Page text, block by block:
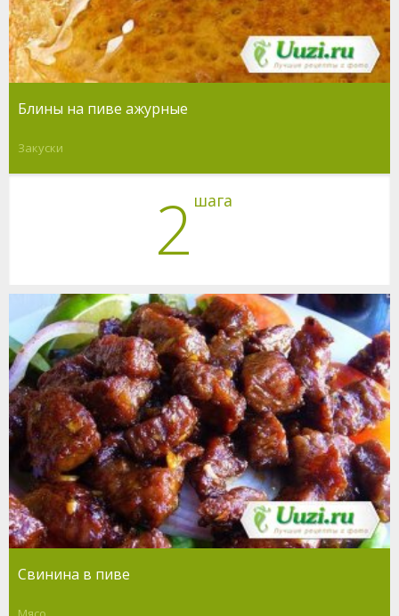
Блины на пиве ажурные
Закуски
2 шага
Свинина в пиве